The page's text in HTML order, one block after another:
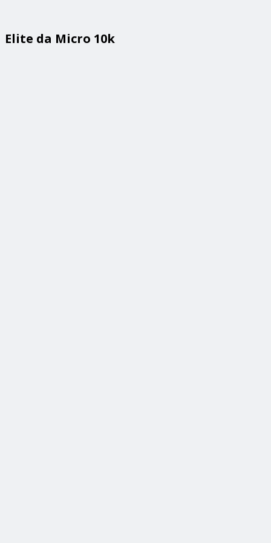
Elite da Micro 10k